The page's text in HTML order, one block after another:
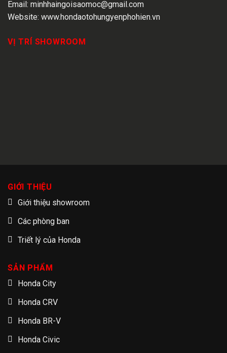
Email: minhhaingoisaomoc@gmail.com
Website: www.hondaotohungyenphohien.vn
VỊ TRÍ SHOWROOM
GIỚI THIỆU
Giới thiệu showroom
Các phòng ban
Triết lý của Honda
SẢN PHẨM
Honda City
Honda CRV
Honda BR-V
Honda Civic